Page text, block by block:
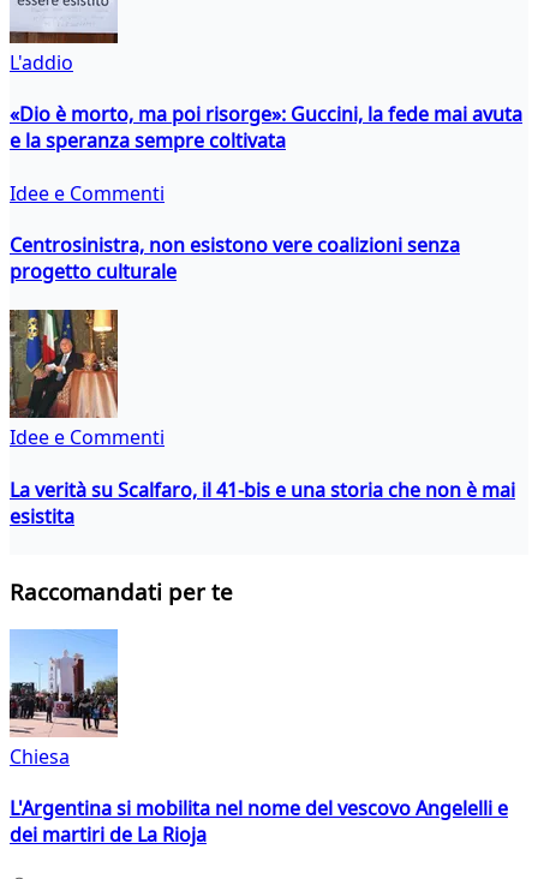
L'addio
«Dio è morto, ma poi risorge»: Guccini, la fede mai avuta
e la speranza sempre coltivata
Idee e Commenti
Centrosinistra, non esistono vere coalizioni senza
progetto culturale
Idee e Commenti
La verità su Scalfaro, il 41-bis e una storia che non è mai
esistita
Raccomandati per te
Chiesa
L'Argentina si mobilita nel nome del vescovo Angelelli e
dei martiri de La Rioja